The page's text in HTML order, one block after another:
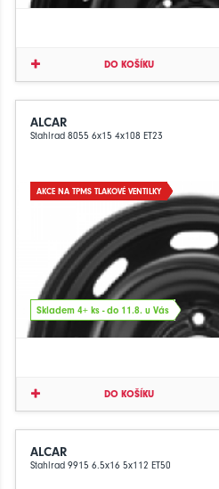
DO KOŠÍKU
ALCAR
Stahlrad 8055 6x15 4x108 ET23
AKCE NA TPMS TLAKOVÉ VENTILKY
Skladem 4+ ks - do 11.8. u Vás
DO KOŠÍKU
ALCAR
Stahlrad 9915 6.5x16 5x112 ET50